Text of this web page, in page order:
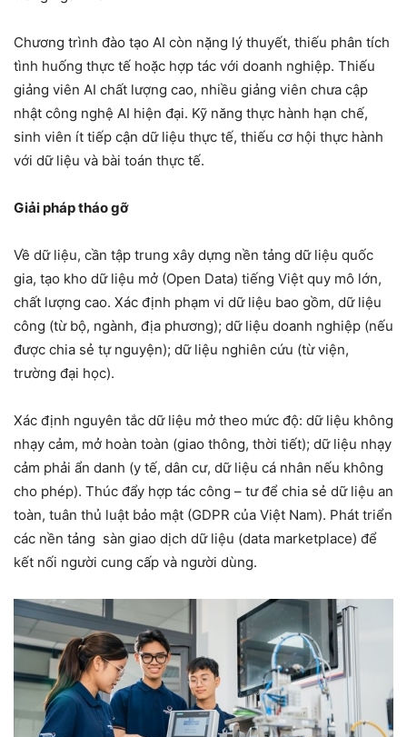
Chương trình đào tạo AI còn nặng lý thuyết, thiếu phân tích
tình huống thực tế hoặc hợp tác với doanh nghiệp. Thiếu
giảng viên AI chất lượng cao, nhiều giảng viên chưa cập
nhật công nghệ AI hiện đại. Kỹ năng thực hành hạn chế,
sinh viên ít tiếp cận dữ liệu thực tế, thiếu cơ hội thực hành
với dữ liệu và bài toán thực tế.
Giải pháp tháo gỡ
Về dữ liệu, cần tập trung xây dựng nền tảng dữ liệu quốc
gia, tạo kho dữ liệu mở (Open Data) tiếng Việt quy mô lớn,
chất lượng cao. Xác định phạm vi dữ liệu bao gồm, dữ liệu
công (từ bộ, ngành, địa phương); dữ liệu doanh nghiệp (nếu
được chia sẻ tự nguyện); dữ liệu nghiên cứu (từ viện,
trường đại học).
Xác định nguyên tắc dữ liệu mở theo mức độ: dữ liệu không
nhạy cảm, mở hoàn toàn (giao thông, thời tiết); dữ liệu nhạy
cảm phải ẩn danh (y tế, dân cư, dữ liệu cá nhân nếu không
cho phép). Thúc đẩy hợp tác công – tư để chia sẻ dữ liệu an
toàn, tuân thủ luật bảo mật (GDPR của Việt Nam). Phát triển
các nền tảng sàn giao dịch dữ liệu (data marketplace) để
kết nối người cung cấp và người dùng.